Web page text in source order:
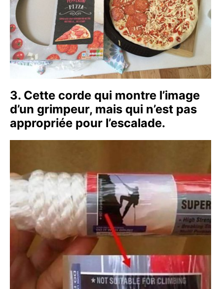
3. Cette corde qui montre l’image
d’un grimpeur, mais qui n’est pas
appropriée pour l’escalade.